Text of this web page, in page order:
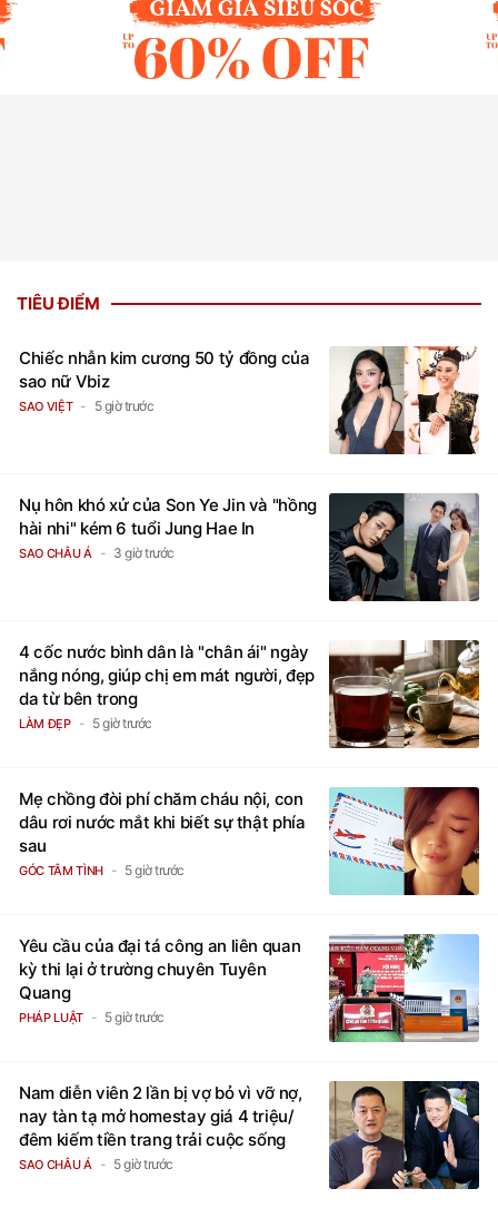
TIÊU ĐIỂM
Chiếc nhẫn kim cương 50 tỷ đồng của
sao nữ Vbiz
SAO VIỆT 5 giờ trước
Nụ hôn khó xử của Son Ye Jin và "hồng
hài nhi" kém 6 tuổi Jung Hae In
SAO CHÂU Á 3 giờ trước
4 cốc nước bình dân là "chân ái" ngày
nắng nóng, giúp chị em mát người, đẹp
da từ bên trong
LÀM ĐẸP 5 giờ trước
Mẹ chồng đòi phí chăm cháu nội, con
dâu rơi nước mắt khi biết sự thật phía
sau
GÓC TÂM TÌNH 5 giờ trước
Yêu cầu của đại tá công an liên quan
kỳ thi lại ở trường chuyên Tuyên
Quang
PHÁP LUẬT 5 giờ trước
Nam diễn viên 2 lần bị vợ bỏ vì vỡ nợ,
nay tàn tạ mở homestay giá 4 triệu/
đêm kiếm tiền trang trải cuộc sống
SAO CHÂU Á 5 giờ trước